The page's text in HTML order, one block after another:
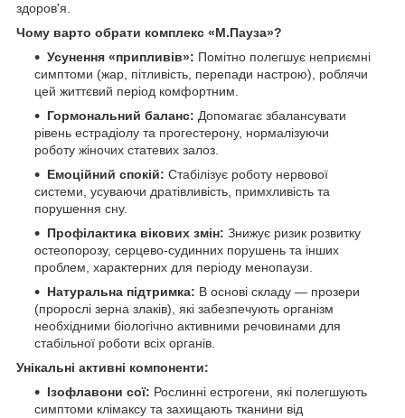
здоров'я.
Чому варто обрати комплекс «М.Пауза»?
Усунення «припливів»: Помітно полегшує неприємні
симптоми (жар, пітливість, перепади настрою), роблячи
цей життєвий період комфортним.
Гормональний баланс: Допомагає збалансувати
рівень естрадіолу та прогестерону, нормалізуючи
роботу жіночих статевих залоз.
Емоційний спокій: Стабілізує роботу нервової
системи, усуваючи дратівливість, примхливість та
порушення сну.
Профілактика вікових змін: Знижує ризик розвитку
остеопорозу, серцево-судинних порушень та інших
проблем, характерних для періоду менопаузи.
Натуральна підтримка: В основі складу — прозери
(пророслі зерна злаків), які забезпечують організм
необхідними біологічно активними речовинами для
стабільної роботи всіх органів.
Унікальні активні компоненти:
Ізофлавони сої: Рослинні естрогени, які полегшують
симптоми клімаксу та захищають тканини від